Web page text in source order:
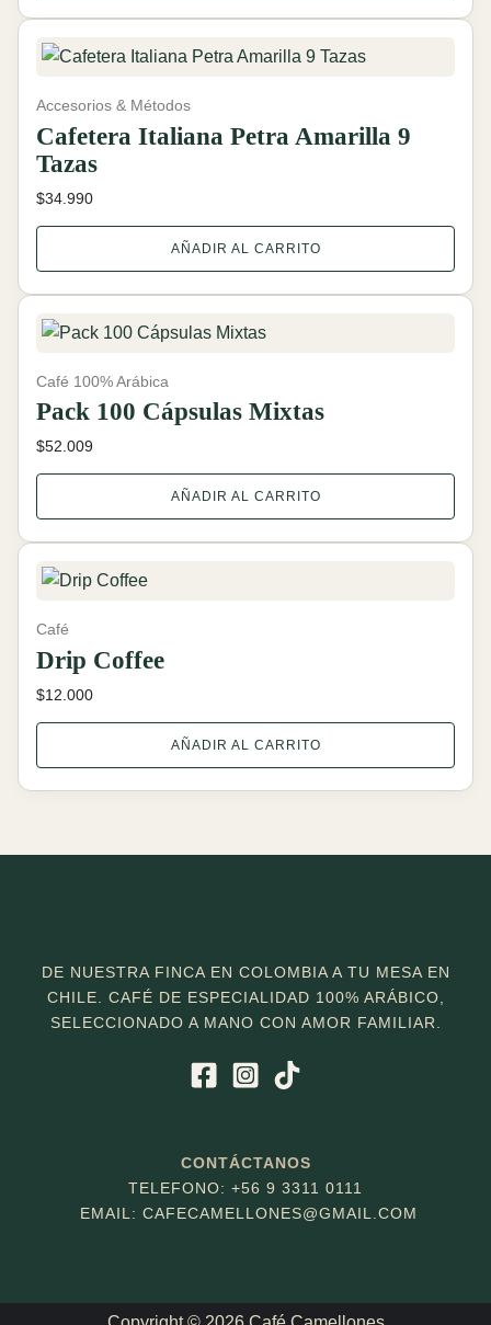
Accesorios & Métodos
Cafetera Italiana Petra Amarilla 9
Tazas
$34.990
AÑADIR AL CARRITO
Café 100% Arábica
Pack 100 Cápsulas Mixtas
$52.009
AÑADIR AL CARRITO
Café
Drip Coffee
$12.000
AÑADIR AL CARRITO
DE NUESTRA FINCA EN COLOMBIA A TU MESA EN
CHILE. CAFÉ DE ESPECIALIDAD 100% ARÁBICO,
SELECCIONADO A MANO CON AMOR FAMILIAR.
CONTÁCTANOS
TELEFONO: +56 9 3311 0111
EMAIL: CAFECAMELLONES@GMAIL.COM